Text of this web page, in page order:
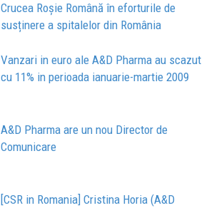
Crucea Roșie Română în eforturile de
susținere a spitalelor din România
Vanzari in euro ale A&D Pharma au scazut
cu 11% in perioada ianuarie-martie 2009
A&D Pharma are un nou Director de
Comunicare
[CSR in Romania] Cristina Horia (A&D